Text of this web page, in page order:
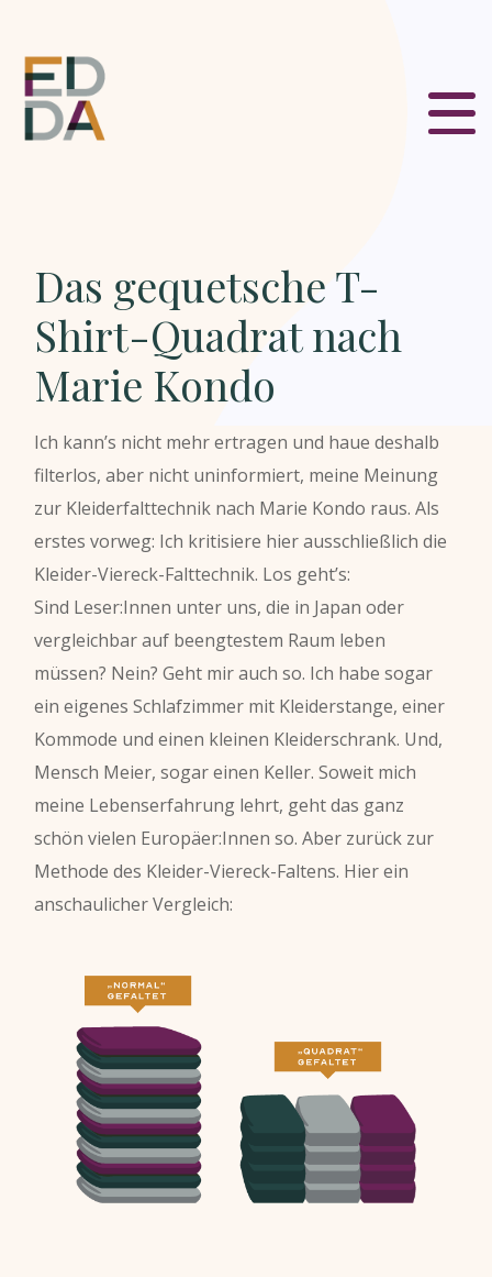
Das gequetsche T-
Shirt-Quadrat nach
Marie Kondo
Ich kann’s nicht mehr ertragen und haue deshalb
filterlos, aber nicht uninformiert, meine Meinung
zur Kleiderfalttechnik nach Marie Kondo raus. Als
erstes vorweg: Ich kritisiere hier ausschließlich die
Kleider-Viereck-Falttechnik. Los geht’s:
Sind Leser:Innen unter uns, die in Japan oder
vergleichbar auf beengtestem Raum leben
müssen? Nein? Geht mir auch so. Ich habe sogar
ein eigenes Schlafzimmer mit Kleiderstange, einer
Kommode und einen kleinen Kleiderschrank. Und,
Mensch Meier, sogar einen Keller. Soweit mich
meine Lebenserfahrung lehrt, geht das ganz
schön vielen Europäer:Innen so. Aber zurück zur
Methode des Kleider-Viereck-Faltens. Hier ein
anschaulicher Vergleich: